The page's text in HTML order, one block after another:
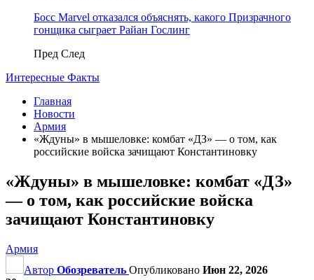
Босс Marvel отказался объяснять, какого Призрачного
гонщика сыграет Райан Гослинг
Пред След
Интересные Факты
Главная
Новости
Армия
«Ждуны» в мышеловке: комбат «ДЗ» — о том, как
российские войска зачищают Константиновку
«Ждуны» в мышеловке: комбат «ДЗ»
— о том, как российские войска
зачищают Константиновку
Армия
Автор Обозреватель Опубликовано Июн 22, 2026